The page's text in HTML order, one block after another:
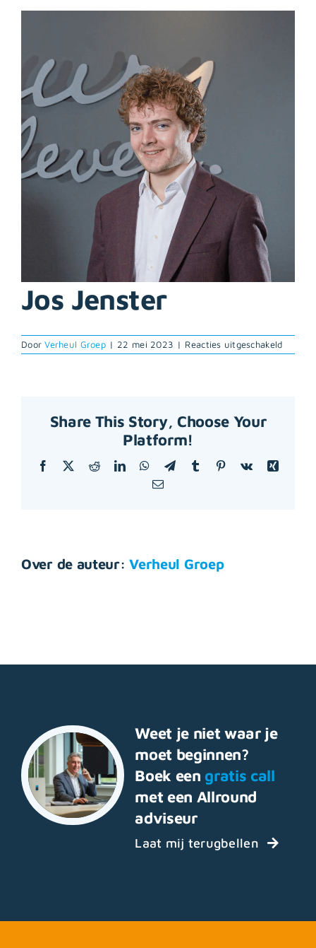
Jos Jenster
DoorVerheul Groep | 22 mei 2023 | Reacties uitgeschakeldvoor
Jos
Share This Story, Choose Your
Platform!
Facebook RedditLinkedInWhatsApp
TelegramTumblr Pinterest
Vk
Xing
E-
Over de auteur:Verheul Groep
Weet je niet waar je
moet beginnen?
Boek een gratis call
met een Allround
adviseur
Laat mij terugbellen